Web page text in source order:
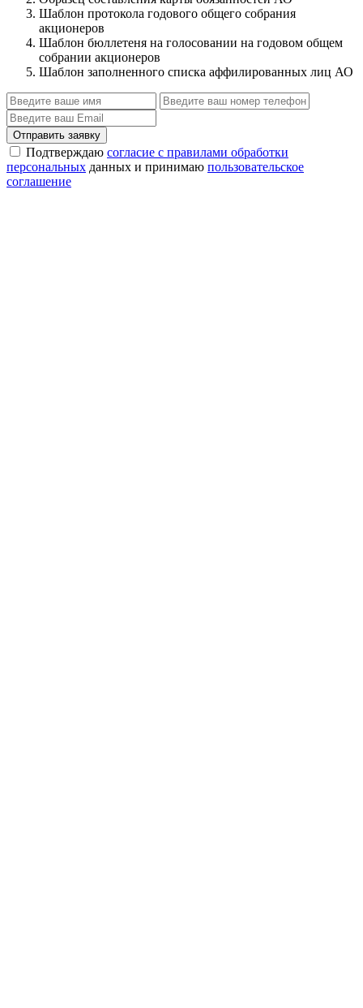
Шаблон протокола годового общего собрания
акционеров
Шаблон бюллетеня на голосовании на годовом общем
собрании акционеров
Шаблон заполненного списка аффилированных лиц АО
Отправить заявку
Подтверждаю согласие с правилами обработки
персональных данных и принимаю пользовательское
соглашение